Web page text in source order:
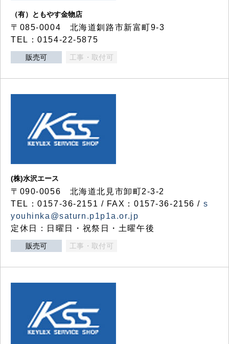
（有）ともやす金物店
〒085-0004 北海道釧路市新富町9-3
TEL：0154-22-5875
販売可 工事・取付可
(株)水沢エース
〒090-0056 北海道北見市卸町2-3-2
TEL：0157-36-2151 / FAX：0157-36-2156 / s
youhinka@saturn.p1p1a.or.jp
定休日：日曜日・祝祭日・土曜午後
販売可 工事・取付可